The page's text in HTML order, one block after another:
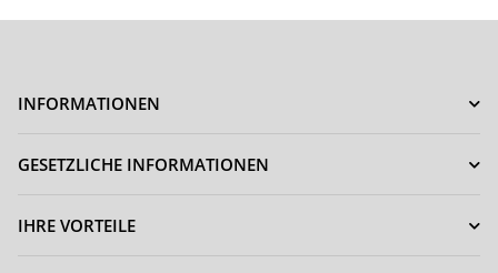
INFORMATIONEN
GESETZLICHE INFORMATIONEN
IHRE VORTEILE